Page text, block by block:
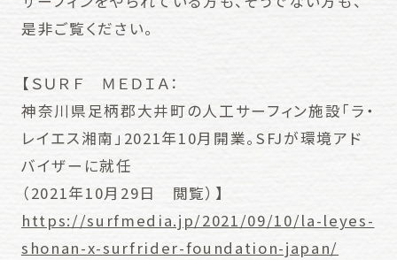
是非ご覧ください。
【ＳＵＲＦ ＭＥＤＩＡ：
神奈川県足柄郡大井町の人工サーフィン施設「ラ・
レイエス湘南」2021年10月開業。SFJが環境アド
バイザーに就任
（2021年10月29日 閲覧）】
https://surfmedia.jp/2021/09/10/la-leyes-
shonan-x-surfrider-foundation-japan/